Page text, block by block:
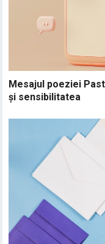
Mesajul poeziei
și sensibilitatea